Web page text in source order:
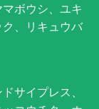
ボウシ、ユキ
、リキュウバ
サイプレス、